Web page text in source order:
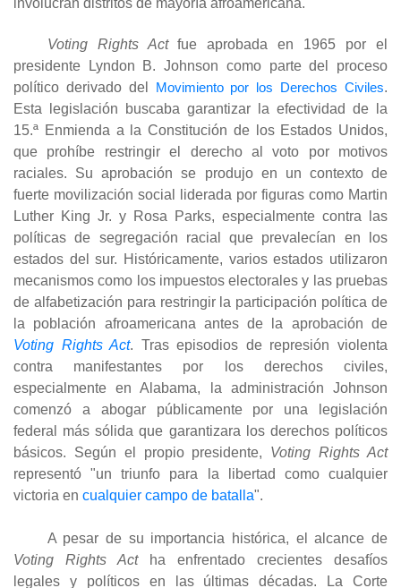
Voting Rights Actfue aprobada en 1965 por el
presidente Lyndon B. Johnson como parte del proceso
político derivado del Movimiento por los Derechos Civiles.
Esta legislación buscaba garantizar la efectividad de la
15.ª Enmienda a la Constitución de los Estados Unidos,
que prohíbe restringir el derecho al voto por motivos
raciales. Su aprobación se produjo en un contexto de
fuerte movilización social liderada por figuras como Martin
Luther King Jr. y Rosa Parks, especialmente contra las
políticas de segregación racial que prevalecían en los
estados del sur. Históricamente, varios estados utilizaron
mecanismos como los impuestos electorales y las pruebas
de alfabetización para restringir la participación política de
la población afroamericana antes de la aprobación de
Voting Rights Act. Tras episodios de represión violenta
contra manifestantes por los derechos civiles,
especialmente en Alabama, la administración Johnson
comenzó a abogar públicamente por una legislación
federal más sólida que garantizara los derechos políticos
básicos. Según el propio presidente, Voting Rights Act
representó "un triunfo para la libertad como cualquier
victoria en cualquier campo de batalla".
A pesar de su importancia histórica, el alcance de
Voting Rights Actha enfrentado crecientes desafíos
legales y políticos en las últimas décadas. La Corte